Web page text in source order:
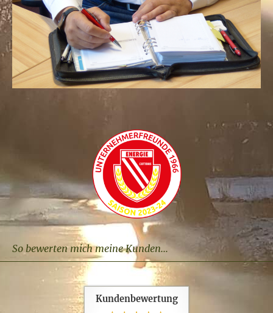
So bewerten mich meine Kunden...
Kundenbewertung